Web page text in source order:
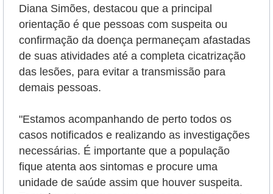
Diana Simões, destacou que a principal
orientação é que pessoas com suspeita ou
confirmação da doença permaneçam afastadas
de suas atividades até a completa cicatrização
das lesões, para evitar a transmissão para
demais pessoas.
"Estamos acompanhando de perto todos os
casos notificados e realizando as investigações
necessárias. É importante que a população
fique atenta aos sintomas e procure uma
unidade de saúde assim que houver suspeita.